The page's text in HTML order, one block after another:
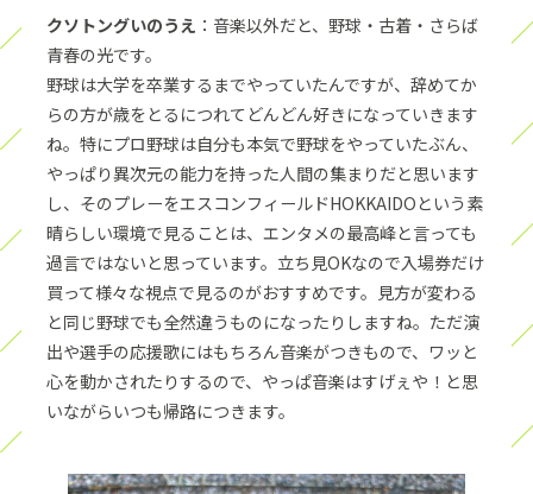
クソトングいのうえ ：音楽以外だと、野球・古着・さらば
青春の光です。
野球は大学を卒業するまでやっていたんですが、辞めてか
らの方が歳をとるにつれてどんどん好きになっていきます
ね。特にプロ野球は自分も本気で野球をやっていたぶん、
やっぱり異次元の能力を持った人間の集まりだと思います
し、そのプレーをエスコンフィールドHOKKAIDOという素
晴らしい環境で見ることは、エンタメの最高峰と言っても
過言ではないと思っています。立ち見OKなので入場券だけ
買って様々な視点で見るのがおすすめです。見方が変わる
と同じ野球でも全然違うものになったりしますね。ただ演
出や選手の応援歌にはもちろん音楽がつきもので、ワッと
心を動かされたりするので、やっぱ音楽はすげぇや！と思
いながらいつも帰路につきます。